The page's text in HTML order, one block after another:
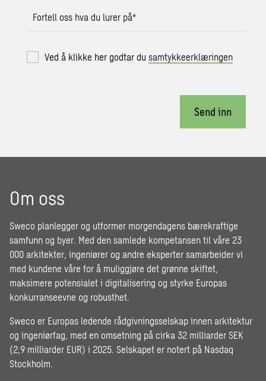
Fortell oss hva du lurer på*
Ved å klikke her godtar dusamtykkeerklæringen
Send inn
Om oss
Sweco planlegger og utformer morgendagens bærekraftige
samfunn og byer. Med den samlede kompetansen til våre 23
000 arkitekter, ingeniører og andre eksperter samarbeider vi
med kundene våre for å muliggjøre det grønne skiftet,
maksimere potensialet i digitalisering og styrke Europas
konkurranseevne og robusthet.
Sweco er Europas ledende rådgivningsselskap innen arkitektur
og ingeniørfag, med en omsetning på cirka 32 milliarder SEK
(2,9 milliarder EUR) i 2025. Selskapet er notert på Nasdaq
Stockholm.